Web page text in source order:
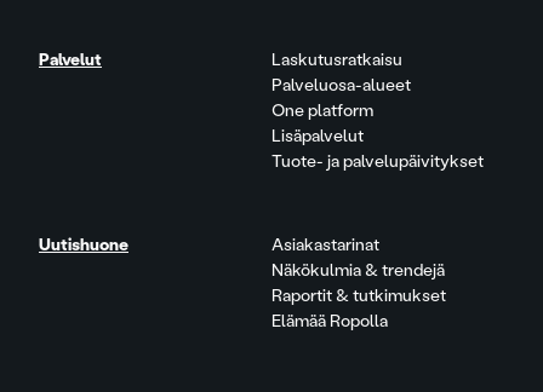
Palvelut
Laskutusratkaisu
Palveluosa-alueet
One platform
Lisäpalvelut
Tuote- ja palvelupäivitykset
Uutishuone
Asiakastarinat
Näkökulmia & trendejä
Raportit & tutkimukset
Elämää Ropolla